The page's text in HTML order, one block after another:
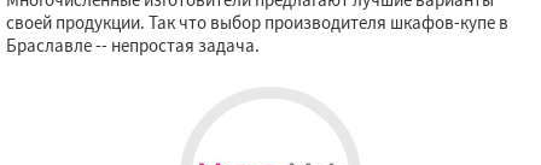
своей продукции. Так что выбор производителя шкафов-купе в
Браславле -- непростая задача.